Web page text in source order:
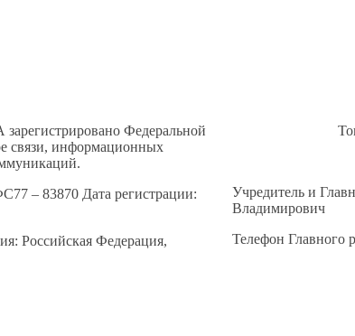
Федеральной
связи, информационных
– 83870 Дата регистрации:
Российская Федерация,
Учредитель и
Владимирович
Телефон Главного